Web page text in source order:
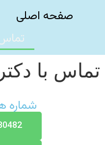
صفحه اصلی
تماس با دکتر
شماره